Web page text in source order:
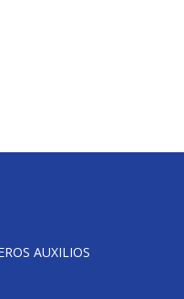
AUXILIOS